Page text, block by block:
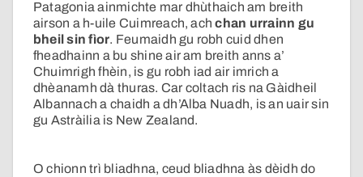
Patagonia ainmichte mar dhùthaich am breith
airson a h-uile Cuimreach, achchan urrainn gu
bheil sin fìor. Feumaidh gu robh cuid dhen
fheadhainn a bu shine air am breith anns a’
Chuimrigh fhèin, is gu robh iad air imrich a
dhèanamh dà thuras. Car coltach ris na Gàidheil
Albannach a chaidh a dh’Alba Nuadh, is an uair sin
gu Astràilia is New Zealand.
O chionn trì bliadhna, ceud bliadhna às dèidh do